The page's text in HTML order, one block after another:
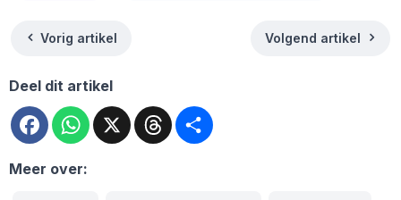
Vorig artikel Volgend artikel
Deel dit artikel
FacebookWhatsApp
X Threads
Meer over: